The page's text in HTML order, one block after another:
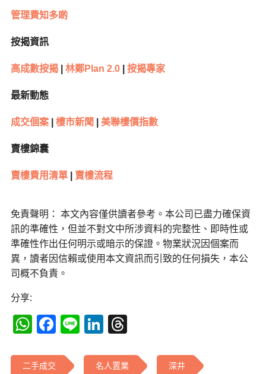
管理費知多啲
按揭資訊
高成數按揭| 林鄭Plan 2.0| 按揭專家
最新動態
成交個案 樓市新聞 美聯樓價指數
賣樓錦囊
賣樓費用清單| 賣樓流程
免責聲明： 本文內容僅供讀者參考。本公司已盡力確保資
訊的準確性，但並不對文中所涉資料的完整性、即時性或
準確性作出任何明示或暗示的保證。物業狀況因個案而
異，讀者因信賴或使用本文資訊而引致的任何損失，本公
司概不負責。
分享:
WhatsApp
Facebook
LineLinkedIn
二手成交 名人置業 深井